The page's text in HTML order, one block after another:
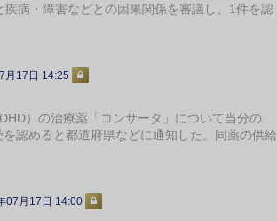
病・障害などとの因果関係を審議し、1件を認
月17日 14:25
）の治療薬「コンサータ」について当分の
認めると都道府県などに通知した。同薬の供給
07月17日 14:00